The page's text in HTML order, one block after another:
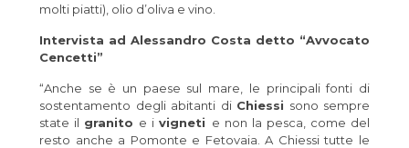
molti piatti), olio d’oliva e vino.
Intervista ad Alessandro Costa detto “Avvocato
Cencetti”
“Anche se è un paese sul mare, le principali fonti di
sostentamento degli abitanti di Chiessi sono sempre
state il granito e ivigneti e non la pesca, come del
resto anche a Pomonte e Fetovaia. A Chiessi tutte le